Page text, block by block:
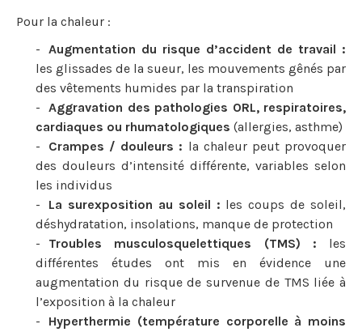
Pour la chaleur :
Augmentation du risque d’accident de travail :
les glissades de la sueur, les mouvements gênés par
des vêtements humides par la transpiration
Aggravation des pathologies ORL, respiratoires,
cardiaques ou rhumatologiques (allergies, asthme)
Crampes / douleurs : la chaleur peut provoquer
des douleurs d’intensité différente, variables selon
les individus
La surexposition au soleil : les coups de soleil,
déshydratation, insolations, manque de protection
Troubles musculosquelettiques (TMS) : les
différentes études ont mis en évidence une
augmentation du risque de survenue de TMS liée à
l’exposition à la chaleur
Hyperthermie (température corporelle à moins